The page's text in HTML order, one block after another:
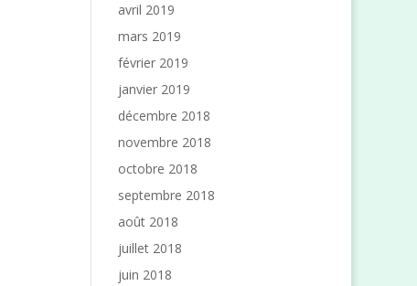
avril 2019
mars 2019
février 2019
janvier 2019
décembre 2018
novembre 2018
octobre 2018
septembre 2018
août 2018
juillet 2018
juin 2018